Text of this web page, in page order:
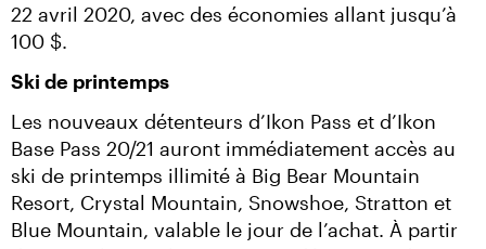
22 avril 2020, avec des économies allant jusqu’à
100 $.
Ski de printemps
Les nouveaux détenteurs d’Ikon Pass et d’Ikon
Base Pass 20/21 auront immédiatement accès au
ski de printemps illimité à Big Bear Mountain
Resort, Crystal Mountain, Snowshoe, Stratton et
Blue Mountain, valable le jour de l’achat. À partir